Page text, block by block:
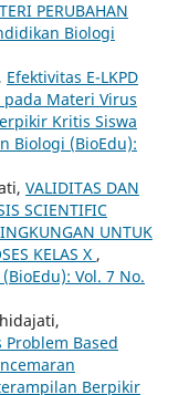
PERUBAHAN
Biologi
Efektivitas E-LKPD
Materi Virus
Kritis Siswa
Biologi (BioEdu):
VALIDITAS DAN
SCIENTIFIC
UNTUK
KELAS X ,
Vol. 7 No.
Based
Berpikir